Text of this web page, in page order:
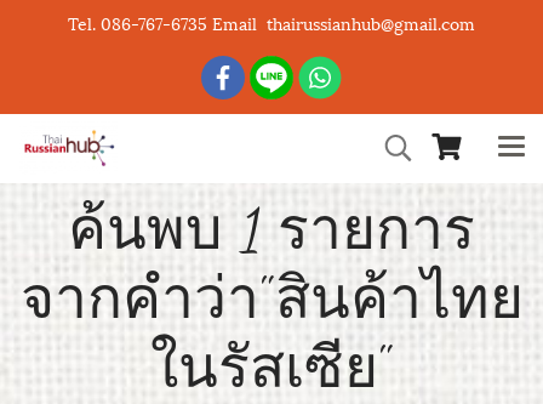
Tel. 086-767-6735 Email thairussianhub@gmail.com
ค้นพบ 1 รายการ
จากคำว่า"สินค้าไทย
ในรัสเซีย"